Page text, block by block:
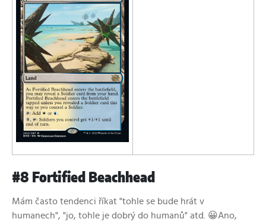
#8 Fortified Beachhead
Mám často tendenci říkat "tohle se bude hrát v
humanech", "jo, tohle je dobrý do humanů" atd. 😀 Ano,